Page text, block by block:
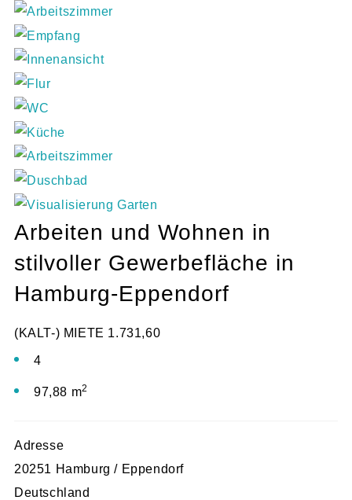
Arbeiten und Wohnen in
stilvoller Gewerbefläche in
Hamburg-Eppendorf
(KALT-) MIETE 1.731,60
4
97,88 m2
Adresse
20251 Hamburg / Eppendorf
Deutschland